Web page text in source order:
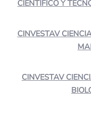
CIENTÍFICO Y
CINVESTAV
CINVESTAV